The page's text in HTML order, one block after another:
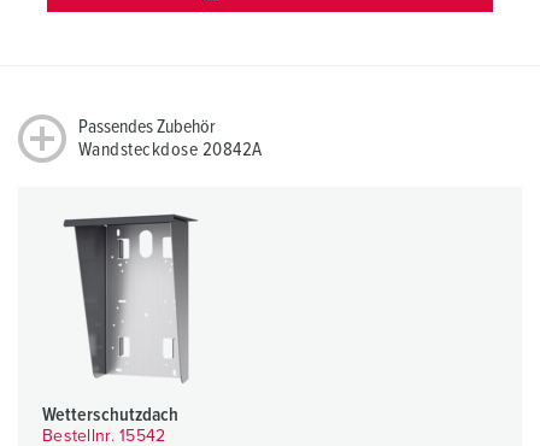
Passendes Zubehör
Wandsteckdose 20842A
Wetterschutzdach
Bestellnr. 15542